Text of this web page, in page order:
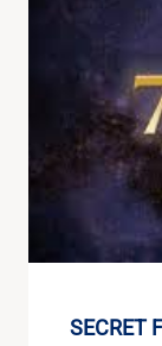
SECRET